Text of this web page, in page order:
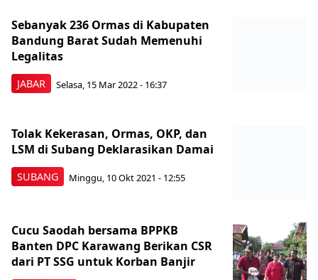
JABAR
Sebanyak 236 Ormas di Kabupaten
Bandung Barat Sudah Memenuhi
Legalitas
Selasa, 15 Mar 2022 - 16:37
SUBANG
Tolak Kekerasan, Ormas, OKP, dan
LSM di Subang Deklarasikan Damai
Minggu, 10 Okt 2021 - 12:55
Cucu Saodah bersama BPPKB
Banten DPC Karawang Berikan CSR
dari PT SSG untuk Korban Banjir